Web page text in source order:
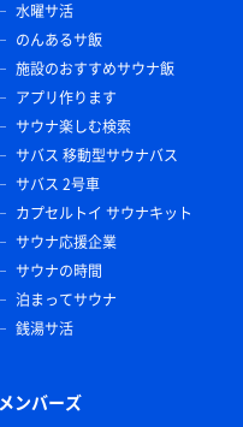
水曜サ活
のんあるサ飯
施設のおすすめサウナ飯
アプリ作ります
サウナ楽しむ検索
サバス 移動型サウナバス
サバス 2号車
カプセルトイ サウナキット
サウナ応援企業
サウナの時間
泊まってサウナ
銭湯サ活
メンバーズ